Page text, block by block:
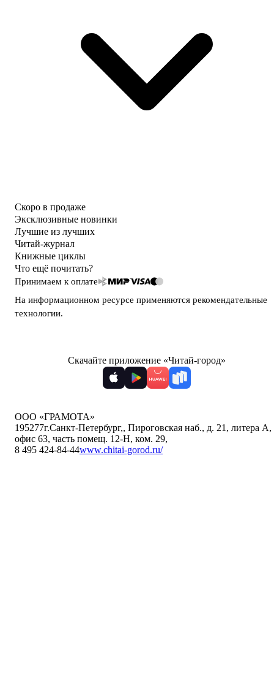
Скоро в продаже
Эксклюзивные новинки
Лучшие из лучших
Читай-журнал
Книжные циклы
Что ещё почитать?
Принимаем к оплате
На информационном ресурсе применяются рекомендательные
технологии.
Скачайте приложение «Читай-город»
ООО «ГРАМОТА»
195277г.Санкт-Петербург,, Пироговская наб., д. 21, литера А,
офис 63, часть помещ. 12-Н, ком. 29,
8 495 424-84-44www.chitai-gorod.ru/